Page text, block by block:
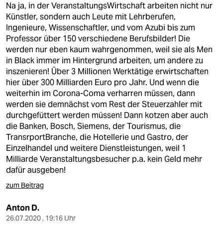
Na ja, in der VeranstaltungsWirtschaft arbeiten nicht nur
Künstler, sondern auch Leute mit Lehrberufen,
Ingenieure, Wissenschaftler, und vom Azubi bis zum
Professor über 150 verschiedene Berufsbilder! Die
werden nur eben kaum wahrgenommen, weil sie als Men
in Black immer im Hintergrund arbeiten, um andere zu
inszenieren! Über 3 Millionen Werktätige erwirtschaften
hier über 300 Milliarden Euro pro Jahr. Und wenn die
weiterhin im Corona-Coma verharren müssen, dann
werden sie demnächst vom Rest der Steuerzahler mit
durchgefüttert werden müssen! Dann kotzen aber auch
die Banken, Bosch, Siemens, der Tourismus, die
TransrportBranche, die Hotellerie und Gastro, der
Einzelhandel und weitere Dienstleistungen, weil 1
Milliarde Veranstaltungsbesucher p.a. kein Geld mehr
dafür ausgeben!
zum Beitrag
Anton D.
26.07.2020 , 19:16 Uhr